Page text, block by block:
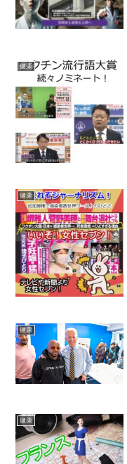
健康
健康
健康
健康